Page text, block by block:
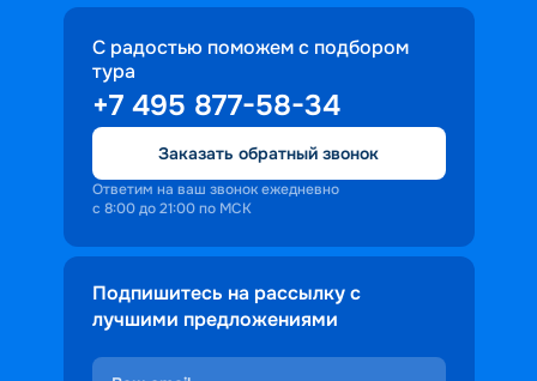
С радостью поможем с подбором
тура
+7 495 877-58-34
Заказать обратный звонок
Ответим на ваш звонок ежедневно
с 8:00 до 21:00 по МСК
Подпишитесь на рассылку с
лучшими предложениями